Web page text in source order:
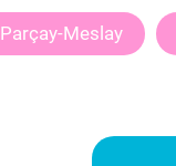
Parçay-Meslay